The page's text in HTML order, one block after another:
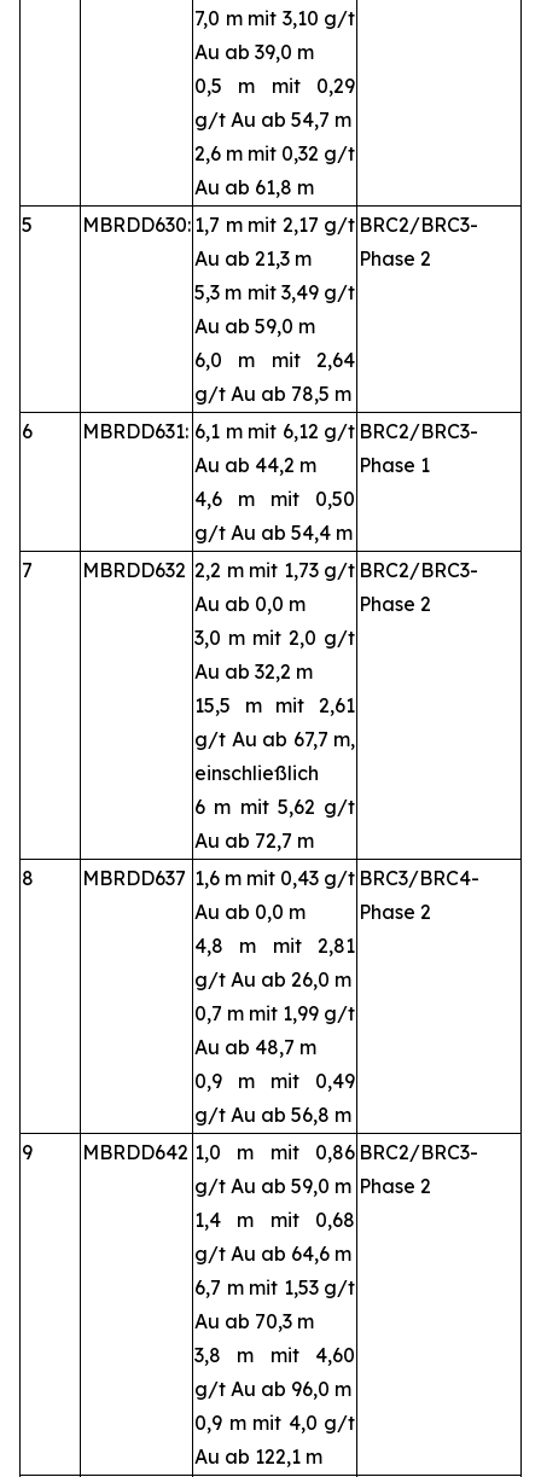
7,0 m mit 3,10 g/t
Au ab 39,0 m
0,5 m mit 0,29
g/t Au ab 54,7 m
2,6 m mit 0,32 g/t
Au ab 61,8 m
5
MBRDD630: 1,7 m mit 2,17 g/t
Au ab 21,3 m
5,3 m mit 3,49 g/t
Au ab 59,0 m
6,0 m mit 2,64
g/t Au ab 78,5 m
BRC2/BRC3-
Phase 2
6 MBRDD631: 6,1 m mit 6,12 g/t
Au ab 44,2 m
4,6 m mit 0,50
g/t Au ab 54,4 m
BRC2/BRC3-
Phase 1
7 MBRDD632 2,2 m mit 1,73 g/t
Au ab 0,0 m
3,0 m mit 2,0 g/t
Au ab 32,2 m
15,5 m mit 2,61
g/t Au ab 67,7 m,
einschließlich
6 m mit 5,62 g/t
Au ab 72,7 m
BRC2/BRC3-
Phase 2
8 MBRDD637 1,6 m mit 0,43 g/t
Au ab 0,0 m
4,8 m mit 2,81
g/t Au ab 26,0 m
0,7 m mit 1,99 g/t
Au ab 48,7 m
0,9 m mit 0,49
g/t Au ab 56,8 m
BRC3/BRC4-
Phase 2
9 MBRDD642 1,0 m mit 0,86
g/t Au ab 59,0 m
1,4 m mit 0,68
g/t Au ab 64,6 m
6,7 m mit 1,53 g/t
Au ab 70,3 m
3,8 m mit 4,60
g/t Au ab 96,0 m
0,9 m mit 4,0 g/t
Au ab 122,1 m
BRC2/BRC3-
Phase 2